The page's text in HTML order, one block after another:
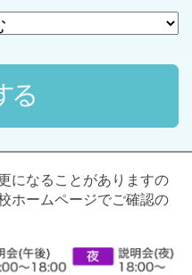
ん
になることがありますの
ホームページでご確認の